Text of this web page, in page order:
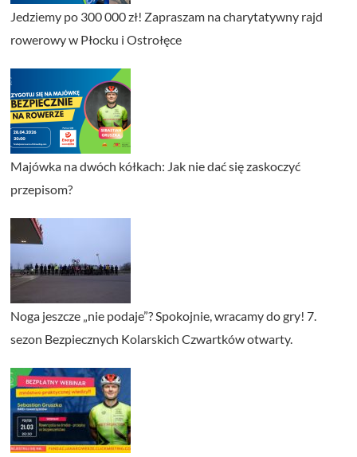
Jedziemy po 300 000 zł! Zapraszam na charytatywny rajd
rowerowy w Płocku i Ostrołęce
Majówka na dwóch kółkach: Jak nie dać się zaskoczyć
przepisom?
Noga jeszcze „nie podaje”? Spokojnie, wracamy do gry! 7.
sezon Bezpiecznych Kolarskich Czwartków otwarty.